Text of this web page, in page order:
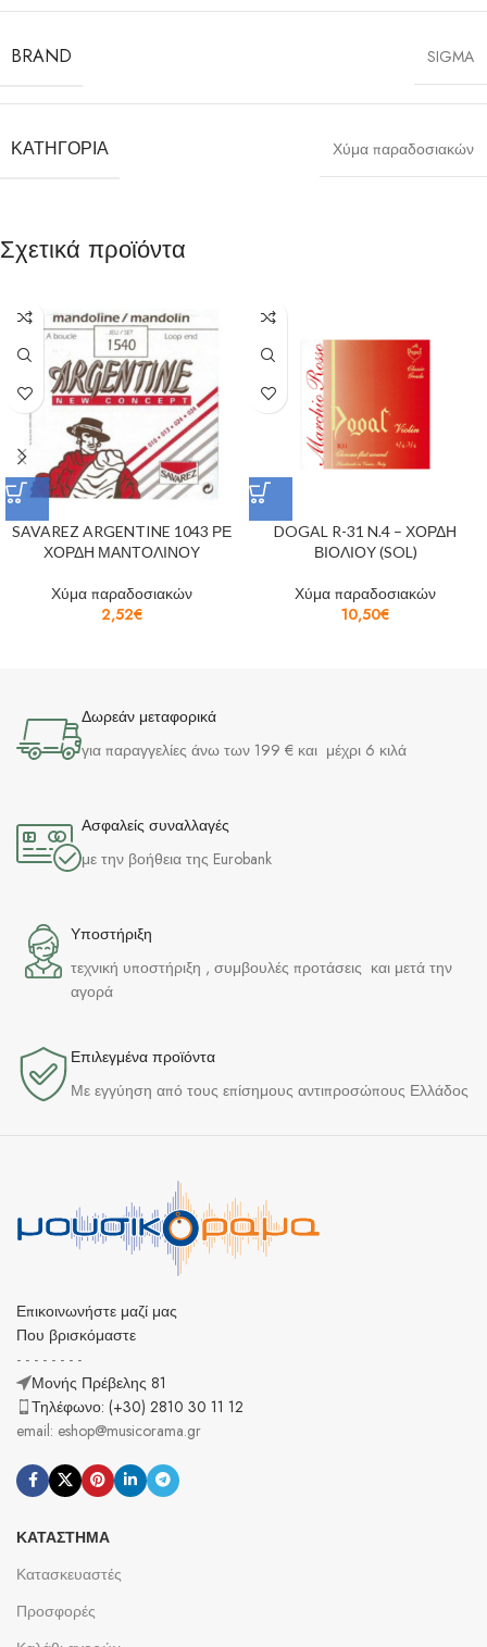
BRAND SIGMA
ΚΑΤΗΓΟΡΊΑ Χύμα παραδοσιακών
Σχετικά προϊόντα
SAVAREZ ARGENTINE 1043 ΡΕ
ΧΟΡΔΗ ΜΑΝΤΟΛΙΝΟΥ
Χύμα παραδοσιακών
2,52€
DOGAL R-31 N.4 – ΧΟΡΔΗ
ΒΙΟΛΙΟΥ (SOL)
Χύμα παραδοσιακών
10,50€
Δωρεάν μεταφορικά
για παραγγελίες άνω των 199 € και μέχρι 6 κιλά
Ασφαλείς συναλλαγές
με την βοήθεια της Eurobank
Υποστήριξη
τεχνική υποστήριξη , συμβουλές προτάσεις και μετά την
αγορά
Επιλεγμένα προϊόντα​
Με εγγύηση από τους επίσημους αντιπροσώπους Ελλάδος
Επικοινωνήστε μαζί μας
Που βρισκόμαστε
- - - - - - - -
Μονής Πρέβελης 81
Τηλέφωνο: (+30) 2810 30 11 12
email: eshop@musicorama.gr
ΚΑΤΆΣΤΗΜΑ
Κατασκευαστές
Προσφορές